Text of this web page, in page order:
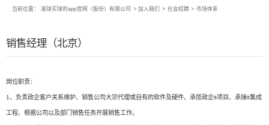
当前位置： 滚球买球的app官网（股份）有限公司 > 加入我们 > 社会招聘 > 市场体系
销售经理（北京）
岗位职责：
1、负责政企客户关系维护、销售公司大宗代理或自有的软件及硬件、承揽政企it项目、承接it集成
工程、根据公司以及部门销售任务开展销售工作。